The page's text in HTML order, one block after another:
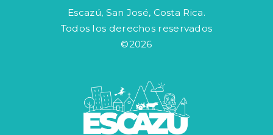
Escazú, San José, Costa Rica.
Todos los derechos reservados
©2026